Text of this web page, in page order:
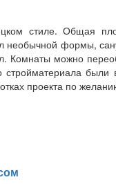
стиле. Общая
необычной формы,
Комнаты можно
стройматериала
проекта по